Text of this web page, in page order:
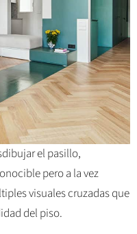
el pasillo,
pero a la vez
visuales cruzadas que
del piso.